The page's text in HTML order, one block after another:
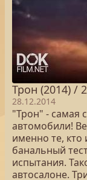
Трон (2014) /
28.12.2014
"Трон" - самая
автомобили!
именно те, кто
банальный
испытания.
автосалоне.